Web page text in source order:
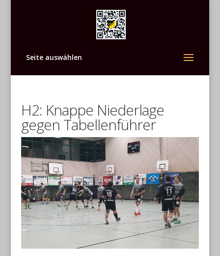
Seite auswählen
H2: Knappe Niederlage
gegen Tabellenführer